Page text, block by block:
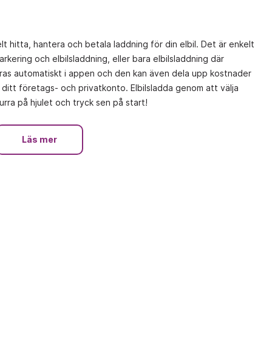
hitta, hantera och betala laddning för din elbil. Det är enkelt
och elbilsladdning, eller bara elbilsladdning där
automatiskt i appen och den kan även dela upp kostnader
företags- och privatkonto. Elbilsladda genom att välja
på hjulet och tryck sen på start!
Läs mer